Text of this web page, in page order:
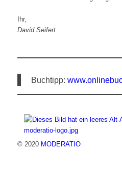
Ihr,
David Seifert
Buchtipp:
© 2020 MODERATIO